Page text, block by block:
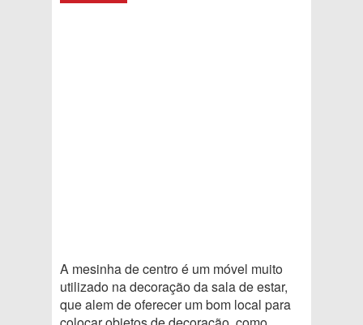
A mesinha de centro é um móvel muito
utilizado na decoração da sala de estar,
que alem de oferecer um bom local para